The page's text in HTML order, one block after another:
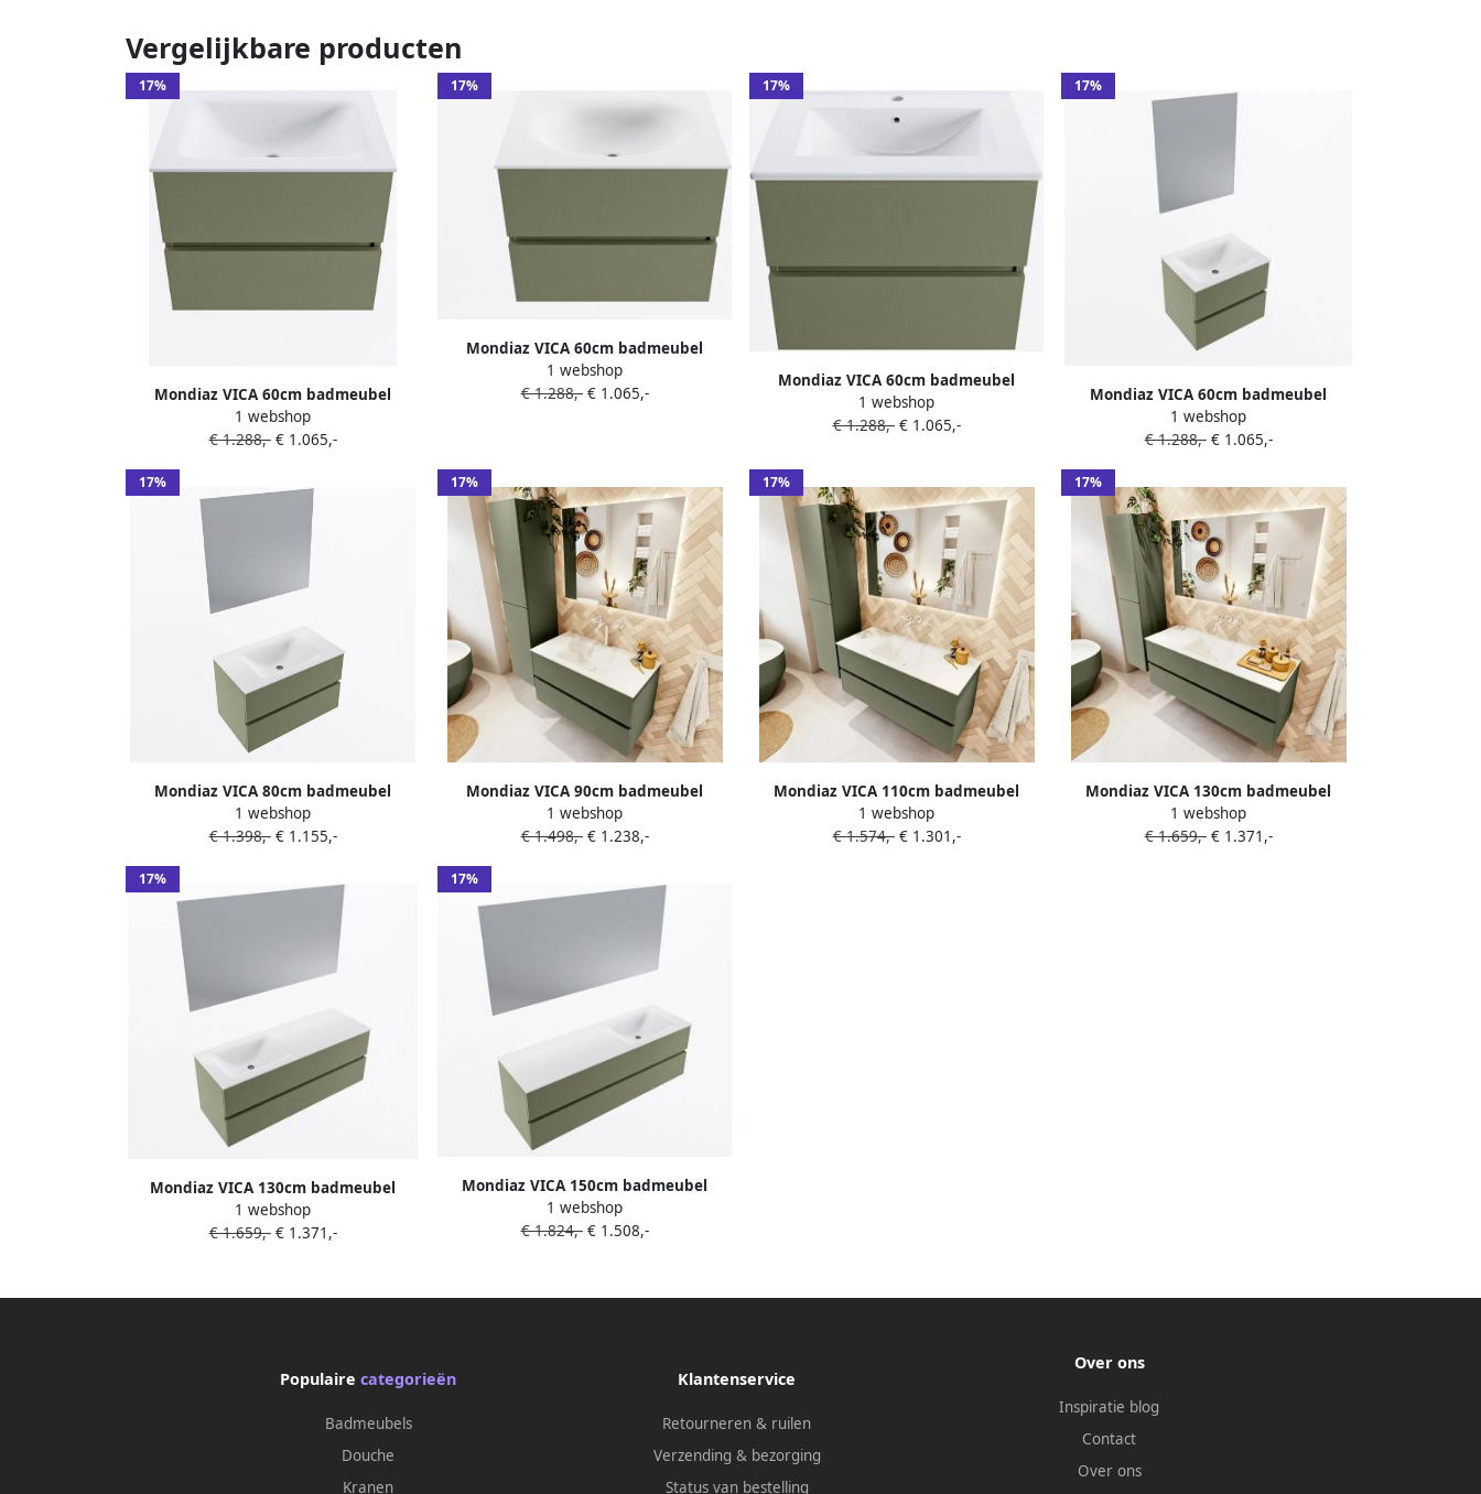
Vergelijkbare producten
17%
Mondiaz VICA 60cm badmeubel
onderkast Army 2 lades. Wastafel
CLOUD midden 1 kraangat kleur Talc.
1 webshop
€ 1.288,-€ 1.065,-
17%
Mondiaz VICA 60cm badmeubel
onderkast Army 2 lades. Wastafel
MOON midden zonder kraangat kleur
1 webshop
€ 1.288,-€ 1.065,-
17%
Mondiaz VICA 60cm badmeubel
onderkast Army 2 lades. Wastafel
DENIA midden 1 kraangat kleur
1 webshop
€ 1.288,-€ 1.065,-
17%
Mondiaz VICA 60cm badmeubel
onderkast Army 2 lades. Wastafel
CLOUD midden zonder kraangat kleur
1 webshop
€ 1.288,-€ 1.065,-
17%
Mondiaz VICA 80cm badmeubel
onderkast Army 2 lades. Wastafel
CLOUD midden zonder kraangat kleur
1 webshop
€ 1.398,-€ 1.155,-
17%
Mondiaz VICA 90cm badmeubel
onderkast Army 2 lades. Wastafel
CLOUD midden 1 kraangat kleur Talc.
1 webshop
€ 1.498,-€ 1.238,-
17%
Mondiaz VICA 110cm badmeubel
onderkast Army 2 lades. Wastafel
CLOUD midden zonder kraangat kleur
1 webshop
€ 1.574,-€ 1.301,-
17%
Mondiaz VICA 130cm badmeubel
onderkast Army 2 lades. Wastafel
CLOUD midden zonder kraangat kleur
1 webshop
€ 1.659,-€ 1.371,-
17%
Mondiaz VICA 130cm badmeubel
onderkast Army 2 lades. Wastafel
CLOUD links zonder kraangat kleur
1 webshop
€ 1.659,-€ 1.371,-
17%
Mondiaz VICA 150cm badmeubel
onderkast Army 2 lades. Wastafel
CLOUD rechts zonder kraangat kleur
1 webshop
€ 1.824,-€ 1.508,-
Populaire categorieën
Badmeubels
Douche
Kranen
Klantenservice
Retourneren & ruilen
Verzending & bezorging
Status van bestelling
Over ons
Inspiratie blog
Contact
Over ons